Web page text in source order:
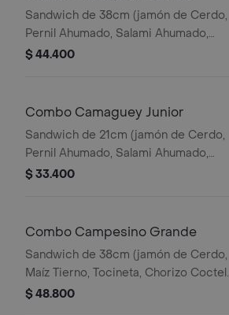
Sandwich de 38cm (jamón de Cerdo,
Pernil Ahumado, Salami Ahumado,
Tomate, Pepinillos Agridulces, Queso
$ 44.400
Combo Camaguey Junior
Sandwich de 21cm (jamón de Cerdo,
Pernil Ahumado, Salami Ahumado,
Tomate, Pepinillos Agridulces, Queso
$ 33.400
Combo Campesino Grande
Sandwich de 38cm (jamón de Cerdo,
Maíz Tierno, Tocineta, Chorizo Coctel,
Lechuga, Queso Mozzarella y Salsa de
$ 48.800